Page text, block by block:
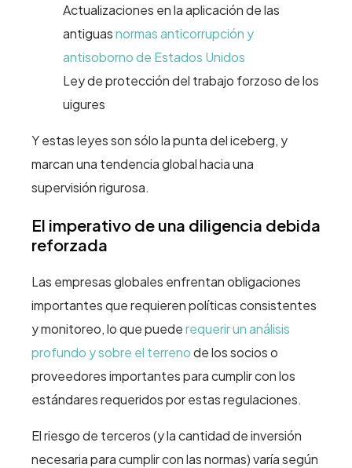
Actualizaciones en la aplicación de las
antiguasnormas anticorrupción y
antisoborno de Estados Unidos
Ley de protección del trabajo forzoso de los
uigures
Y estas leyes son sólo la punta del iceberg, y
marcan una tendencia global hacia una
supervisión rigurosa.
El imperativo de una diligencia debida
reforzada
Las empresas globales enfrentan obligaciones
importantes que requieren políticas consistentes
y monitoreo, lo que puederequerir un análisis
profundo y sobre el terrenode los socios o
proveedores importantes para cumplir con los
estándares requeridos por estas regulaciones.
El riesgo de terceros (y la cantidad de inversión
necesaria para cumplir con las normas) varía según